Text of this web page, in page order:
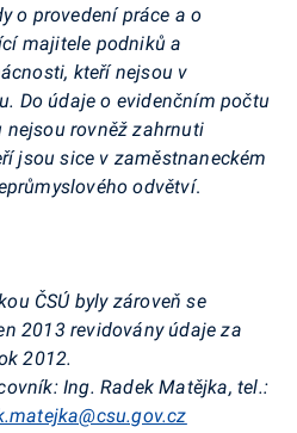
o provedení práce a o
majitele podniků a
kteří nejsou v
Do údaje o evidenčním počtu
rovněž zahrnuti
jsou sice v zaměstnaneckém
odvětví.
ČSÚ byly zároveň se
2013 revidovány údaje za
2012.
Ing. Radek Matějka, tel.: